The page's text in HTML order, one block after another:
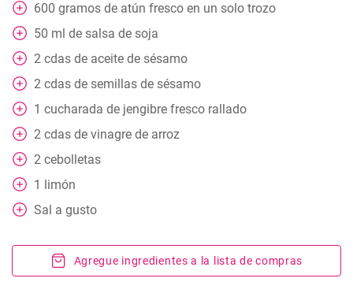
600 gramos de atún fresco en un solo trozo
50 ml de salsa de soja
2 cdas de aceite de sésamo
2 cdas de semillas de sésamo
1 cucharada de jengibre fresco rallado
2 cdas de vinagre de arroz
2 cebolletas
1 limón
Sal a gusto
Agregue ingredientes a la lista de compras